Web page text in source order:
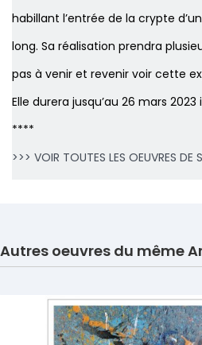
habillant l’entrée de la crypte
long. Sa réalisation prendra
pas à venir et revenir voir cette
Elle durera jusqu’au 26 mars 2023
****
>>> VOIR TOUTES LES OEUVRES DE
Autres oeuvres du même